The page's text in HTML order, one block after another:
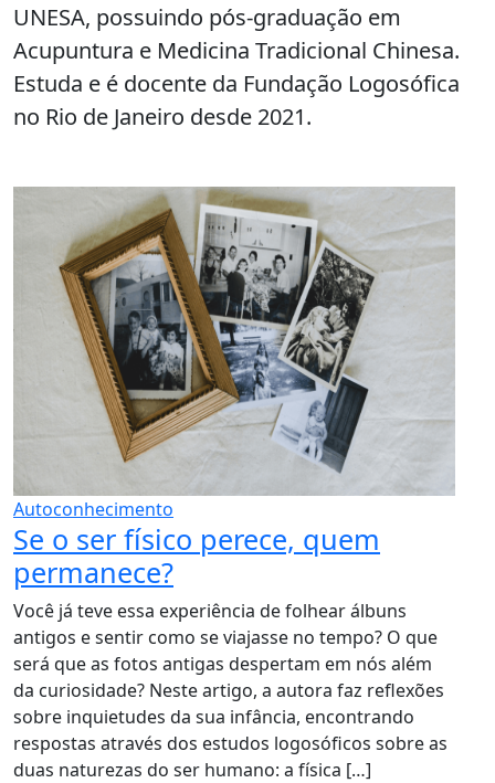
UNESA, possuindo pós-graduação em
Acupuntura e Medicina Tradicional Chinesa.
Estuda e é docente da Fundação Logosófica
no Rio de Janeiro desde 2021.
Autoconhecimento
Se o ser físico perece, quem
permanece?
Você já teve essa experiência de folhear álbuns
antigos e sentir como se viajasse no tempo? O que
será que as fotos antigas despertam em nós além
da curiosidade? Neste artigo, a autora faz reflexões
sobre inquietudes da sua infância, encontrando
respostas através dos estudos logosóficos sobre as
duas naturezas do ser humano: a física […]